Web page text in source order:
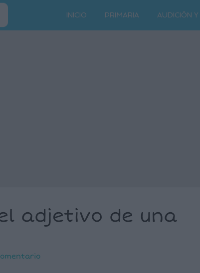
INICIO PRIMARIA AUDICIÓN
adjetivo de una